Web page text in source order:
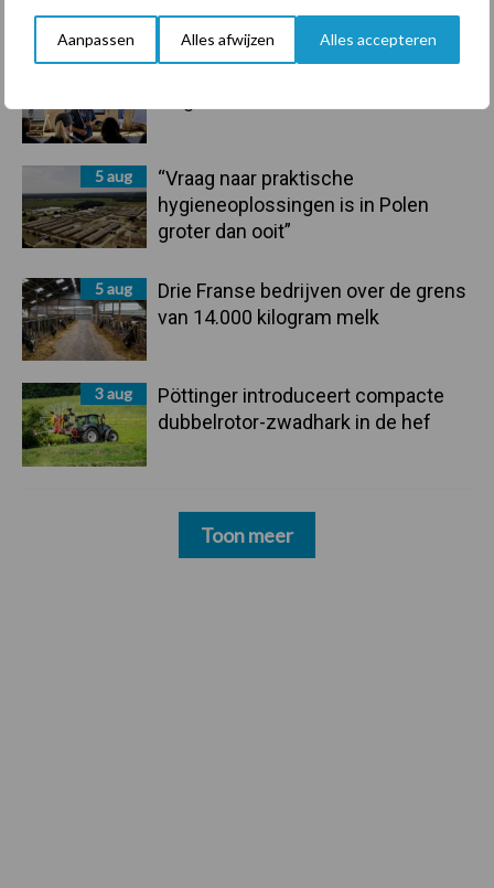
Aanpassen Alles afwijzen Alles accepteren
Nederlandse markt
5 aug
“Vraag naar praktische
hygieneoplossingen is in Polen
groter dan ooit”
5 aug
Drie Franse bedrijven over de grens
van 14.000 kilogram melk
3 aug
Pöttinger introduceert compacte
dubbelrotor-zwadhark in de hef
Toon meer